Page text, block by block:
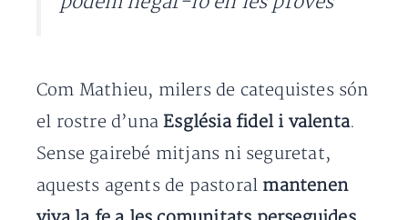
Com Mathieu, milers de catequistes són
el rostre d’unaEsglésia fidel i valenta.
Sense gairebé mitjans ni seguretat,
aquests agents de pastoral mantenen